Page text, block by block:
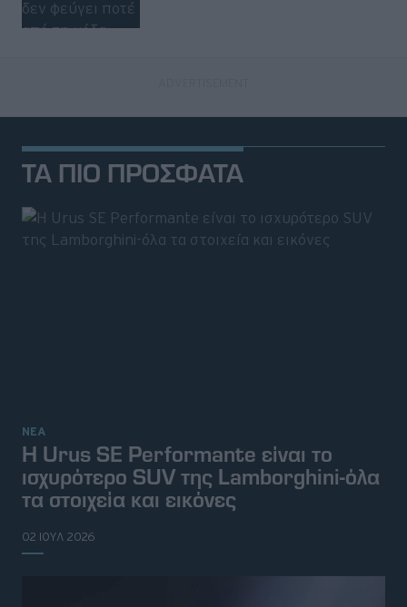
ΤΑ ΠΙΟ ΠΡΟΣΦΑΤΑ
ΝΕΑ
H Urus SE Performante είναι το
ισχυρότερο SUV της Lamborghini-όλα
τα στοιχεία και εικόνες
02 ΙΟΥΛ 2026